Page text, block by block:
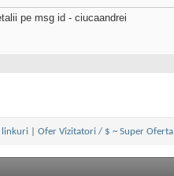
pe msg id - ciucaandrei
linkuri Ofer Vizitatori / $ ~ Super Oferta